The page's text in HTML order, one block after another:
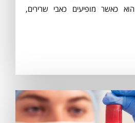
בדיקת דם ויטמין d הוא כאשר מופיעים כאבי שרירים,